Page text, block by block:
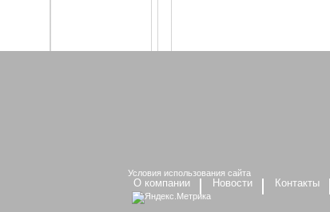
О компании Новости Контакты
Условия использования сайта